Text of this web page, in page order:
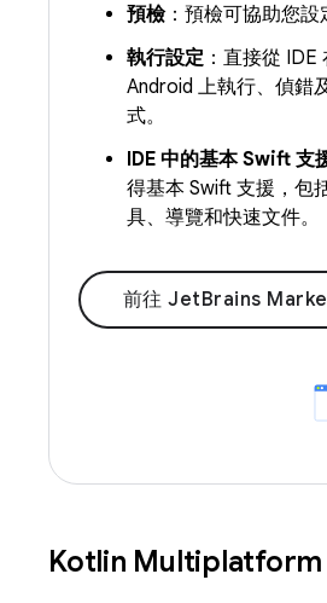
預檢：預檢可協助您設
執行設定 ：直接從 IDE
Android 上執行、偵錯
式。
IDE 中的基本 Swift 支
得基本 Swift 支援，包
具、導覽和快速文件。
前往 JetBrains
Kotlin Multiplatform